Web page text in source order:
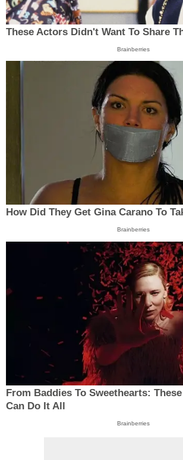
These Actors Didn't Want To Share
Brainberries
How Did They Get Gina Carano To
Brainberries
From Baddies To Sweethearts:
Can Do It All
Brainberries